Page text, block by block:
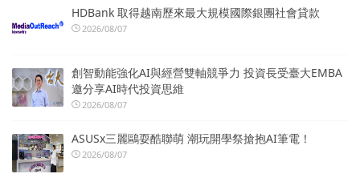
HDBank 取得越南歷來最大規模國際銀團社會貸款
2026/08/07
創智動能強化AI與經營雙軸競爭力 投資長受臺大EMBA
邀分享AI時代投資思維
2026/08/07
ASUSx三麗鷗耍酷聯萌 潮玩開學祭搶抱AI筆電！
2026/08/07